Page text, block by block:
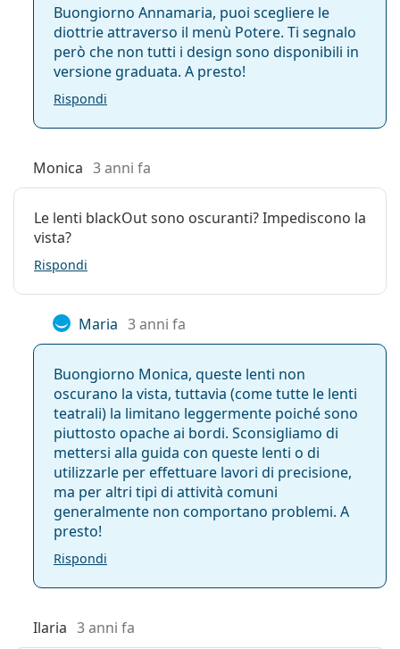
Buongiorno Annamaria, puoi scegliere le
diottrie attraverso il menù Potere. Ti segnalo
però che non tutti i design sono disponibili in
versione graduata. A presto!
Rispondi
Monica 3 anni fa
Le lenti blackOut sono oscuranti? Impediscono la
vista?
Rispondi
Maria 3 anni fa
Buongiorno Monica, queste lenti non
oscurano la vista, tuttavia (come tutte le lenti
teatrali) la limitano leggermente poiché sono
piuttosto opache ai bordi. Sconsigliamo di
mettersi alla guida con queste lenti o di
utilizzarle per effettuare lavori di precisione,
ma per altri tipi di attività comuni
generalmente non comportano problemi. A
presto!
Rispondi
Ilaria 3 anni fa